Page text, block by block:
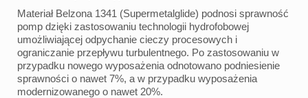
Materiał Belzona 1341 (Supermetalglide) podnosi sprawność
pomp dzięki zastosowaniu technologii hydrofobowej
umożliwiającej odpychanie cieczy procesowych i
ograniczanie przepływu turbulentnego. Po zastosowaniu w
przypadku nowego wyposażenia odnotowano podniesienie
sprawności o nawet 7%, a w przypadku wyposażenia
modernizowanego o nawet 20%.